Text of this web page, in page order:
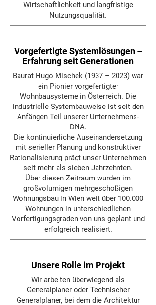
Wirtschaftlichkeit und langfristige
Nutzungsqualität.
Vorgefertigte Systemlösungen –
Erfahrung seit Generationen
Baurat Hugo Mischek (1937 – 2023) war
ein Pionier vorgefertigter
Wohnbausysteme in Österreich. Die
industrielle Systembauweise ist seit den
Anfängen Teil unserer Unternehmens-
DNA.
Die kontinuierliche Auseinandersetzung
mit serieller Planung und konstruktiver
Rationalisierung prägt unser Unternehmen
seit mehr als sieben Jahrzehnten.
Über diesen Zeitraum wurden im
großvolumigen mehrgeschoßigen
Wohnungsbau in Wien weit über 100.000
Wohnungen in unterschiedlichen
Vorfertigungsgraden von uns geplant und
erfolgreich realisiert.
Unsere Rolle im Projekt
Wir arbeiten überwiegend als
Generalplaner oder Technischer
Generalplaner, bei dem die Architektur